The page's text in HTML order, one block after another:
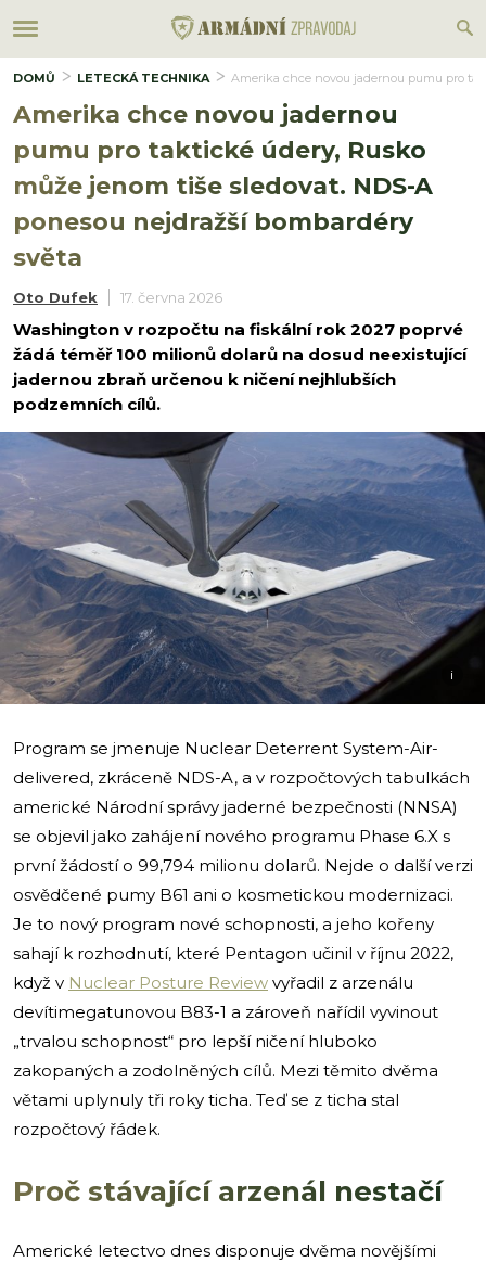
DOMŮ LETECKÁ TECHNIKA Amerika chce novou jadernou pumu pro
Amerika chce novou jadernou
pumu pro taktické údery, Rusko
může jenom tiše sledovat. NDS-A
ponesou nejdražší bombardéry
světa
Oto Dufek 17. června 2026
Washington v rozpočtu na fiskální rok 2027 poprvé
žádá téměř 100 milionů dolarů na dosud neexistující
jadernou zbraň určenou k ničení nejhlubších
podzemních cílů.
i
Program se jmenuje Nuclear Deterrent System-Air-
delivered, zkráceně NDS-A, a v rozpočtových tabulkách
americké Národní správy jaderné bezpečnosti (NNSA)
se objevil jako zahájení nového programu Phase 6.X s
první žádostí o 99,794 milionu dolarů. Nejde o další verzi
osvědčené pumy B61 ani o kosmetickou modernizaci.
Je to nový program nové schopnosti, a jeho kořeny
sahají k rozhodnutí, které Pentagon učinil v říjnu 2022,
když v Nuclear Posture Review vyřadil z arzenálu
devítimegatunovou B83-1 a zároveň nařídil vyvinout
„trvalou schopnost“ pro lepší ničení hluboko
zakopaných a zodolněných cílů. Mezi těmito dvěma
větami uplynuly tři roky ticha. Teď se z ticha stal
rozpočtový řádek.
Proč stávající arzenál nestačí
Americké letectvo dnes disponuje dvěma novějšími